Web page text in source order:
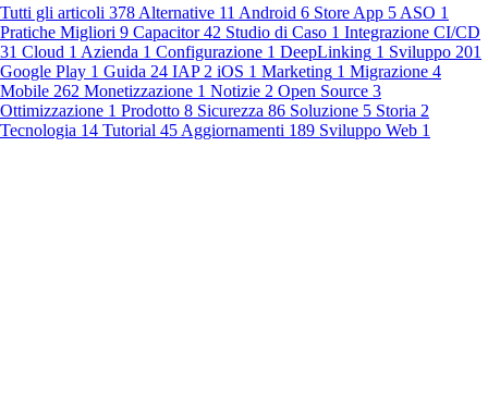
Tutti gli articoli 378 Alternative 11 Android 6 Store App 5 ASO 1
Pratiche Migliori 9 Capacitor 42 Studio di Caso 1 Integrazione CI/CD
31 Cloud 1 Azienda 1 Configurazione 1 DeepLinking 1 Sviluppo 201
Google Play 1 Guida 24 IAP 2 iOS 1 Marketing 1 Migrazione 4
Mobile 262 Monetizzazione 1 Notizie 2 Open Source 3
Ottimizzazione 1 Prodotto 8 Sicurezza 86 Soluzione 5 Storia 2
Tecnologia 14 Tutorial 45 Aggiornamenti 189 Sviluppo Web 1